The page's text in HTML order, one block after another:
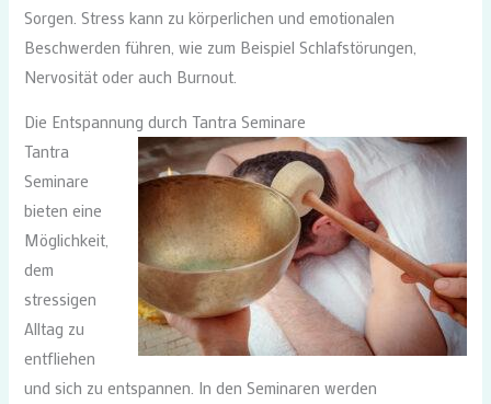
Sorgen. Stress kann zu körperlichen und emotionalen
Beschwerden führen, wie zum Beispiel Schlafstörungen,
Nervosität oder auch Burnout.
Die Entspannung durch Tantra Seminare
Tantra
Seminare
bieten eine
Möglichkeit,
dem
stressigen
Alltag zu
entfliehen
und sich zu entspannen. In den Seminaren werden